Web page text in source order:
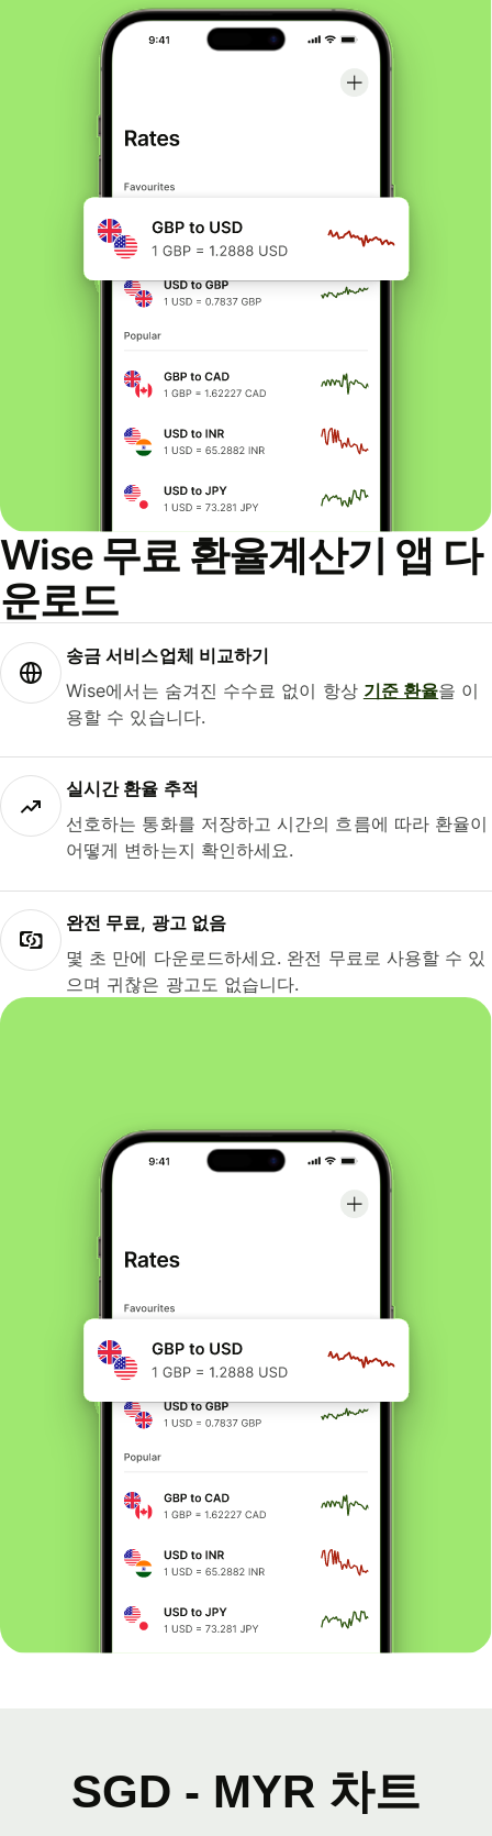
Wise 무료 환율계산기 앱 다
운로드
송금 서비스업체 비교하기
Wise에서는 숨겨진 수수료 없이 항상 기준 환율을 이
용할 수 있습니다.
실시간 환율 추적
선호하는 통화를 저장하고 시간의 흐름에 따라 환율이
어떻게 변하는지 확인하세요.
완전 무료, 광고 없음
몇 초 만에 다운로드하세요. 완전 무료로 사용할 수 있
으며 귀찮은 광고도 없습니다.
SGD - MYR 차트